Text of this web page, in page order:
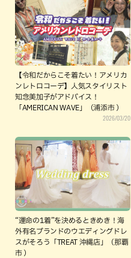
【令和だからこそ着たい！アメリカ
ンレトロコーデ】人気スタイリスト
知念美加子がアドバイス！
「AMERICAN WAVE」（浦添市 ）
2026/03/20
“運命の1着”を決めるときめき！海
外有名ブランドのウエディングドレ
スがそろう「TREAT 沖縄店」（那覇
市 ）